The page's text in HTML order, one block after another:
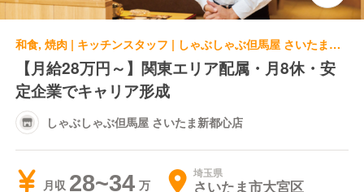
和食, 焼肉 | キッチンスタッフ | しゃぶしゃぶ但馬屋 さいたま新都心店
【月給28万円～】関東エリア配属・月8休・安
定企業でキャリア形成
しゃぶしゃぶ但馬屋 さいたま新都心店
月収 28~34 埼玉県
さいたま市大宮区